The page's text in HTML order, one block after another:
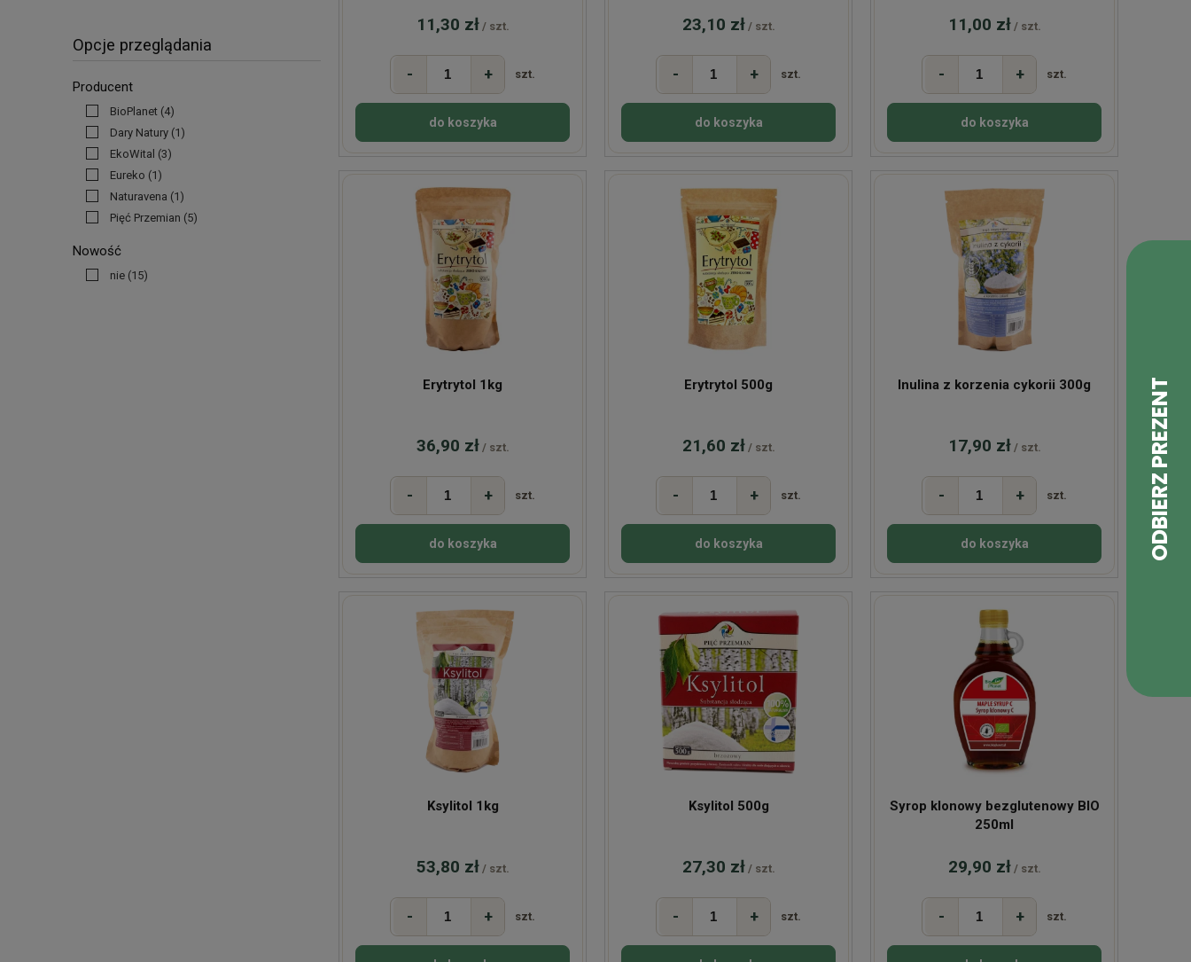
Opcje przeglądania
Producent
BioPlanet (4)
Dary Natury (1)
EkoWital (3)
Eureko (1)
Naturavena (1)
Pięć Przemian (5)
Nowość
nie (15)
11,30 zł / szt.
- + szt.
do koszyka
23,10 zł / szt.
- + szt.
do koszyka
11,00 zł / szt.
- + szt.
do koszyka
Erytrytol 1kg
36,90 zł / szt.
- + szt.
do koszyka
Erytrytol 500g
21,60 zł / szt.
- + szt.
do koszyka
Inulina z korzenia cykorii 300g
17,90 zł / szt.
- + szt.
do koszyka
Ksylitol 1kg
53,80 zł / szt.
- + szt.
Ksylitol 500g
27,30 zł / szt.
- + szt.
Syrop klonowy bezglutenowy BIO
250ml
29,90 zł / szt.
- + szt.